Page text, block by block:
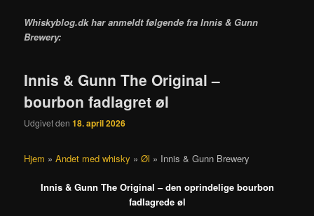
Whiskyblog.dk har anmeldt følgende fraInnis & Gunn
Brewery:
Innis & Gunn The Original –
bourbon fadlagret øl
Udgivet den18. april 2026
Hjem »Andet med whisky »Øl » Innis & Gunn Brewery
Innis & Gunn The Original – den oprindelige bourbon
fadlagrede øl